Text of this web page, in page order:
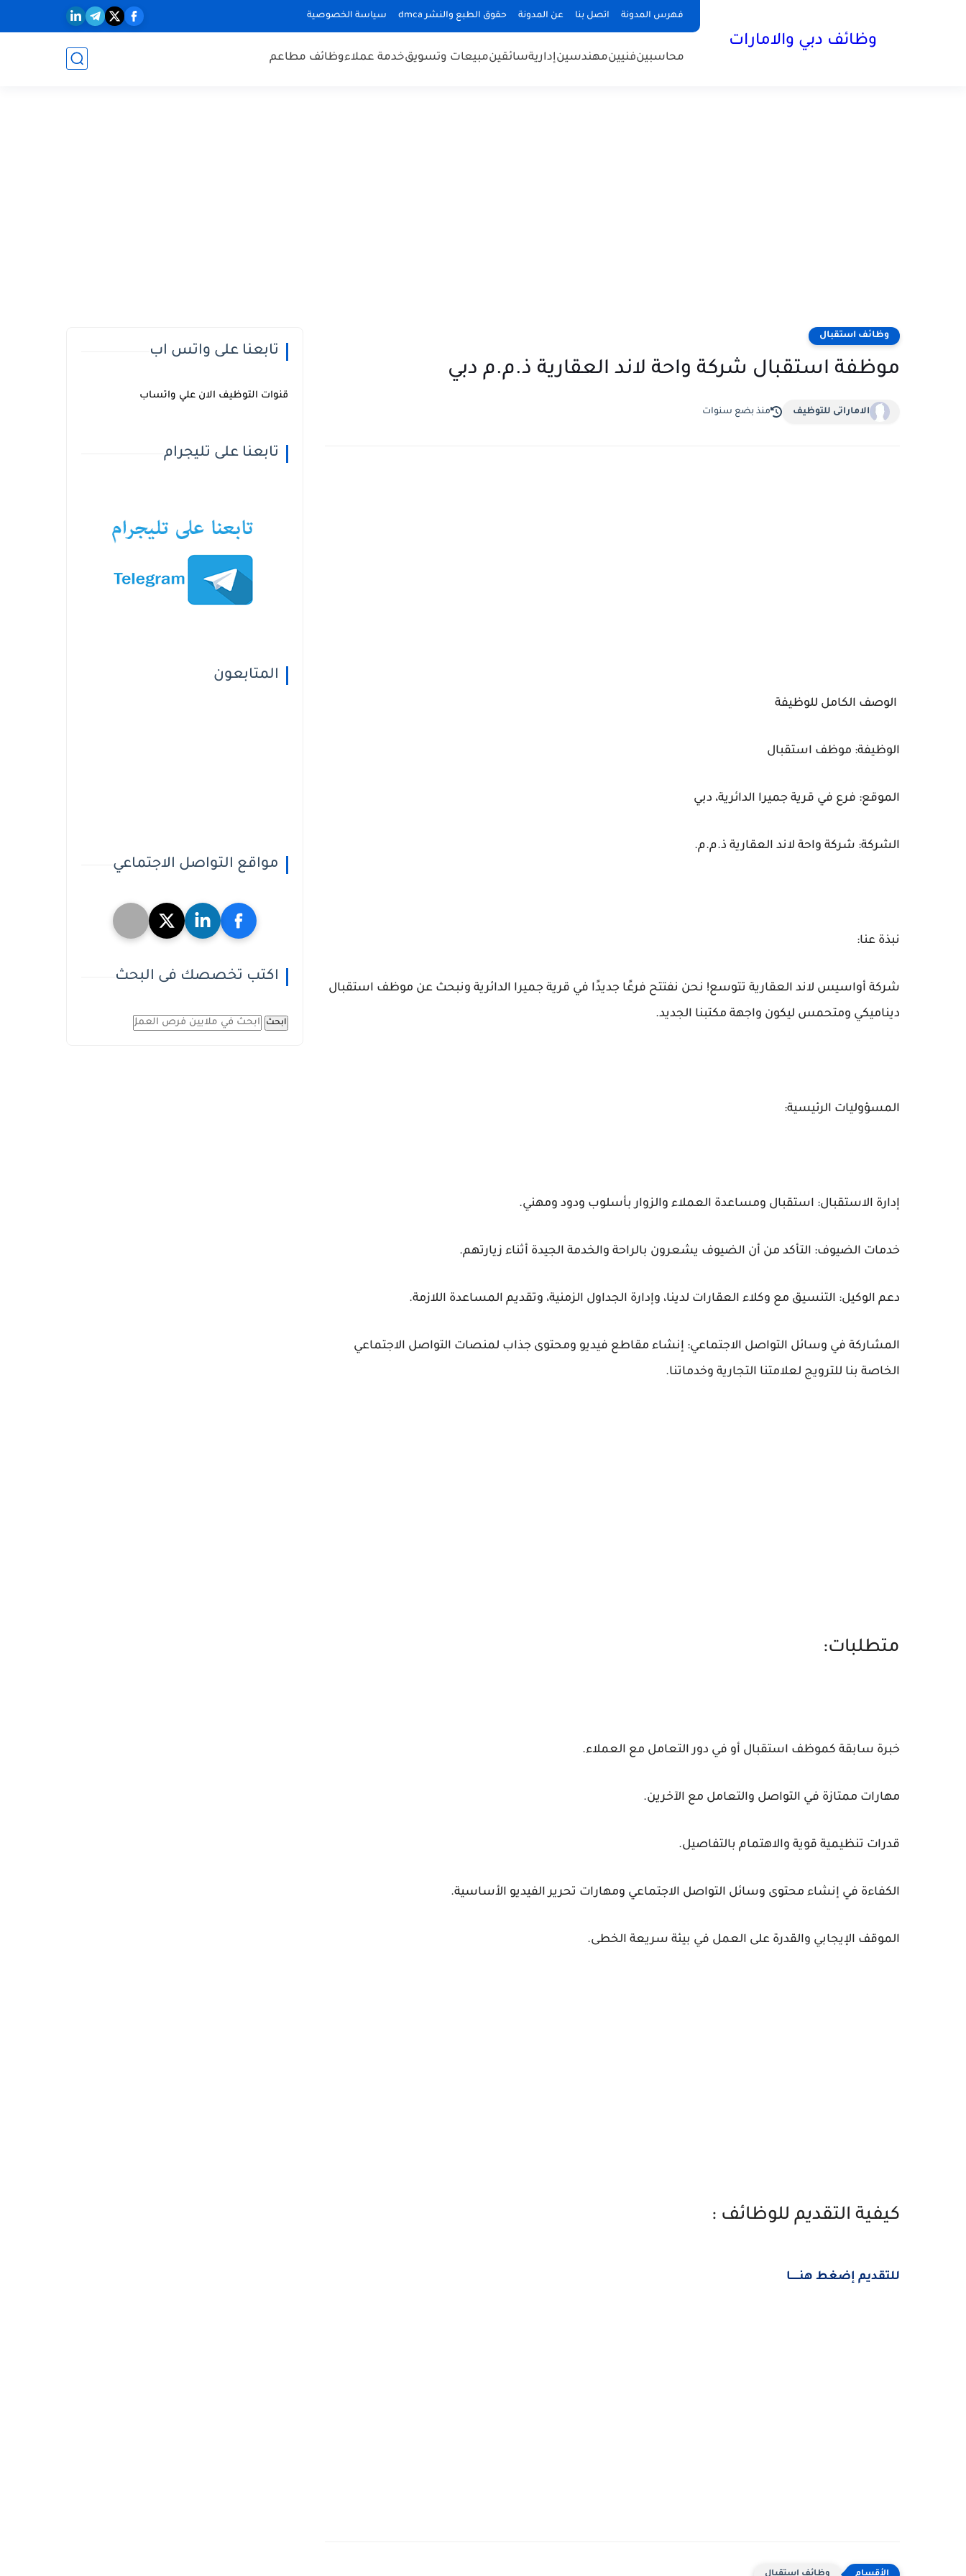
فهرس المدونة اتصل بنا عن المدونة حقوق الطبع والنشر dmca سياسة الخصوصية
وظائف دبي والامارات
محاسبينفنيينمهندسينإداريةسائقينمبيعات وتسويقخدمة عملاءوظائف مطاعم
وظائف استقبال
موظفة استقبال شركة واحة لاند العقارية ذ.م.م دبي
الاماراتى للتوظيف منذ بضع سنوات
الوصف الكامل للوظيفة
الوظيفة: موظف استقبال
الموقع: فرع في قرية جميرا الدائرية، دبي
الشركة: شركة واحة لاند العقارية ذ.م.م.
نبذة عنا:
شركة أواسيس لاند العقارية تتوسع! نحن نفتتح فرعًا جديدًا في قرية جميرا الدائرية ونبحث عن موظف استقبال
ديناميكي ومتحمس ليكون واجهة مكتبنا الجديد.
المسؤوليات الرئيسية:
إدارة الاستقبال: استقبال ومساعدة العملاء والزوار بأسلوب ودود ومهني.
خدمات الضيوف: التأكد من أن الضيوف يشعرون بالراحة والخدمة الجيدة أثناء زيارتهم.
دعم الوكيل: التنسيق مع وكلاء العقارات لدينا، وإدارة الجداول الزمنية، وتقديم المساعدة اللازمة.
المشاركة في وسائل التواصل الاجتماعي: إنشاء مقاطع فيديو ومحتوى جذاب لمنصات التواصل الاجتماعي
الخاصة بنا للترويج لعلامتنا التجارية وخدماتنا.
متطلبات:
خبرة سابقة كموظف استقبال أو في دور التعامل مع العملاء.
مهارات ممتازة في التواصل والتعامل مع الآخرين.
قدرات تنظيمية قوية والاهتمام بالتفاصيل.
الكفاءة في إنشاء محتوى وسائل التواصل الاجتماعي ومهارات تحرير الفيديو الأساسية.
الموقف الإيجابي والقدرة على العمل في بيئة سريعة الخطى.
كيفية التقديم للوظائف :
للتقديم إضغط هنــــــا
تابعنا على واتس اب
قنوات التوظيف الان علي واتساب
تابعنا على تليجرام
المتابعون
مواقع التواصل الاجتماعي
اكتب تخصصك فى البحث
ابحث